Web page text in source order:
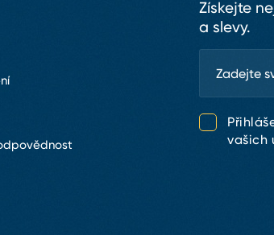
Získejte
a slevy.
vašich